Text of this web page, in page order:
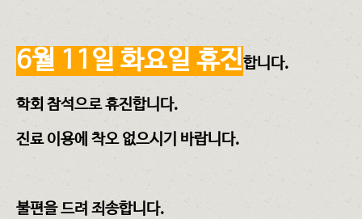
6월 11일 화요일 휴진합니다.
학회 참석으로 휴진합니다.
진료 이용에 착오 없으시기 바랍니다.
불편을 드려 죄송합니다.